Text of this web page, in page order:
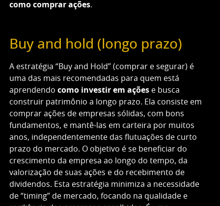
como comprar ações.
Buy and hold (longo prazo)
A estratégia “Buy and Hold” (comprar e segurar) é
uma das mais recomendadas para quem está
aprendendo como investir em ações e busca
construir patrimônio a longo prazo. Ela consiste em
comprar ações de empresas sólidas, com bons
fundamentos, e mantê-las em carteira por muitos
anos, independentemente das flutuações de curto
prazo do mercado. O objetivo é se beneficiar do
crescimento da empresa ao longo do tempo, da
valorização de suas ações e do recebimento de
dividendos. Esta estratégia minimiza a necessidade
de “timing” de mercado, focando na qualidade e